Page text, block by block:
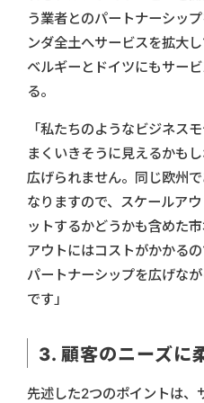
う業者とのパートナーシッ
ンダ全土へサービスを拡大
ベルギーとドイツにもサー
る。
「私たちのようなビジネス
まくいきそうに見えるかも
広げられません。同じ欧州
なりますので、スケールア
ットするかどうかも含めた
アウトにはコストがかかる
パートナーシップを広げな
です」
3. 顧客のニーズに
先述した2つのポイントは、